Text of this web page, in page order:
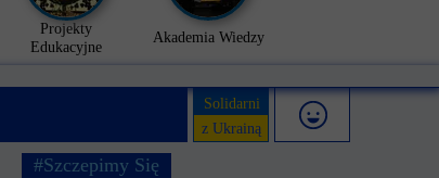
Solidarni
z Ukrainą
#Szczepimy Się
Projekty
Edukacyjne
Akademia Wiedzy